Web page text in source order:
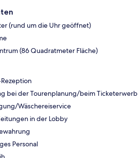
(rund um die Uhr geöffnet)
(86 Quadratmeter Fläche)
bei der Tourenplanung/beim Ticketerwerb
Wäschereiservice
in der Lobby
Personal